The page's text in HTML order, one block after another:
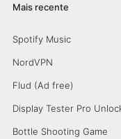
Mais recente
Spotify Music
NordVPN
Flud (Ad free)
Display Tester Pro
Bottle Shooting Game